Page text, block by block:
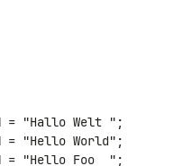
= "Hallo Welt ";
= "Hello World";
= "Hello Foo  ";